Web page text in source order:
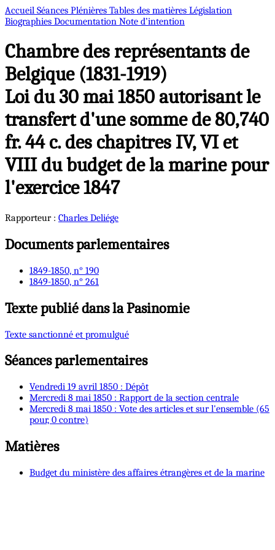
Accueil Séances Plénières Tables des matières Législation
Biographies Documentation Note d’intention
Chambre des représentants de
Belgique (1831-1919)
Loi du 30 mai 1850 autorisant le
transfert d'une somme de 80,740
fr. 44 c. des chapitres IV, VI et
VIII du budget de la marine pour
l'exercice 1847
Rapporteur : Charles Deliége
Documents parlementaires
1849-1850, n° 190
1849-1850, n° 261
Texte publié dans la Pasinomie
Texte sanctionné et promulgué
Séances parlementaires
Vendredi 19 avril 1850 : Dépôt
Mercredi 8 mai 1850 : Rapport de la section centrale
Mercredi 8 mai 1850 : Vote des articles et sur l'ensemble (65
pour, 0 contre)
Matières
Budget du ministère des affaires étrangères et de la marine